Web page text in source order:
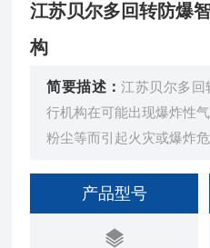
江苏贝尔多回转防爆
构
简要描述：江苏贝尔多回
行机构在可能出现爆炸性
粉尘等而引起火灾或爆炸
产品型号